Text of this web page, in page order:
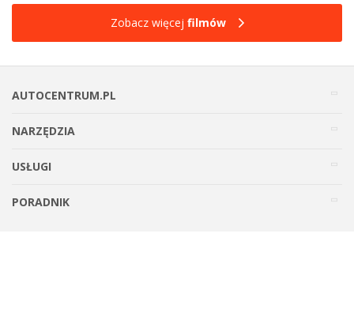
Zobacz więcej filmów
AUTOCENTRUM.PL
NARZĘDZIA
USŁUGI
PORADNIK